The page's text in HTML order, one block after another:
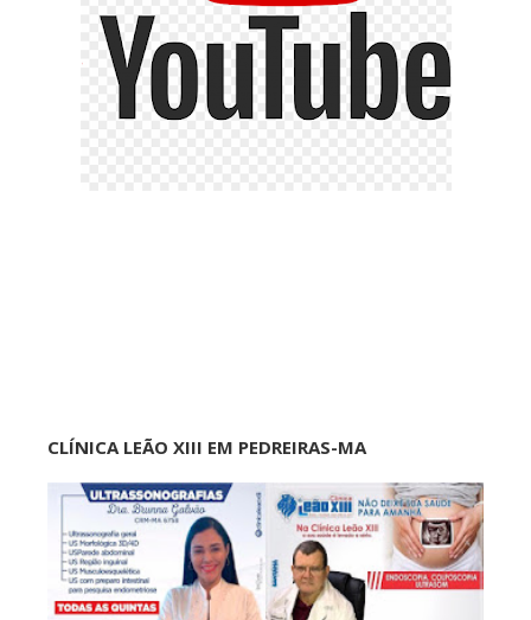
CLÍNICA LEÃO XIII EM PEDREIRAS-MA